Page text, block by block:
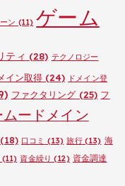
ン (11) ゲーム
ティ (28) テクノロジー
イン取得 (24) ドメイン登
ファクタリング (25) フ
ムードメイン
(18) 口コミ (13) 旅行(13) 海
(11) 資金繰り (12) 資金調達